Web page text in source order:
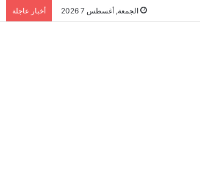
الجمعة, أغسطس 7 2026 أخبار عاجلة